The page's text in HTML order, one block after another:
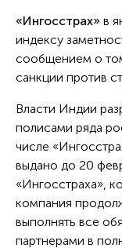
«Ингосстрах» в
индексу
сообщением о
санкции против
Власти Индии
полисами ряда
числе
выдано до 20
«Ингосстраха»,
компания
выполнять все
партнерами в